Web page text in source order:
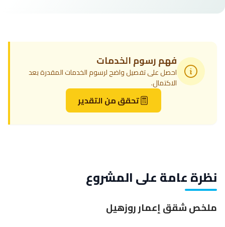
فهم رسوم الخدمات
احصل على تفصيل واضح لرسوم الخدمات المقدرة بعد
الاكتمال.
تحقق من التقدير
نظرة عامة على المشروع
ملخص شقق إعمار روزهيل